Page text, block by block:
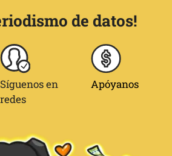
de datos!
Síguenos en
redes
Apóyanos